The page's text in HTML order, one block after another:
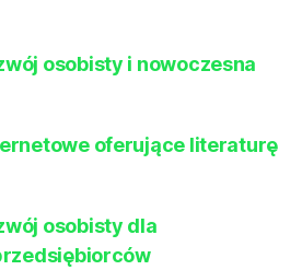
osobisty i nowoczesna
oferujące literaturę
osobisty dla